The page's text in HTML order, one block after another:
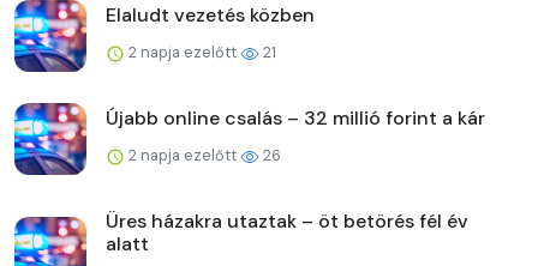
Elaludt vezetés közben
2 napja ezelőtt 21
Újabb online csalás – 32 millió forint a kár
2 napja ezelőtt 26
Üres házakra utaztak – öt betörés fél év
alatt